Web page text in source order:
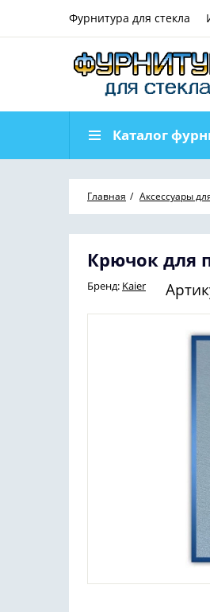
Фурнитура для стекла
Каталог
Главная Аксессуары
Крючок для
Бренд: Kaier